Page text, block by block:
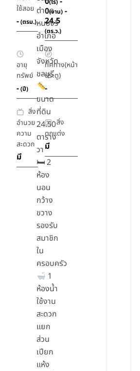
ใช้สอย
-(ตรม.)
(ไร่)
0(งาน) -
24.5
(ตร.ว.)
อายุ
ทรัพย์
-(ปี)
ทิศทาง(หน้า
ประตู)
-
สิ่ง
อำนวย
ความ
สะดวก
มี
สิ่ง
ตกแต่ง
มี
ตำบล
หนองรี
อำเภอ
เมือง
จังหวัด
ชลบุรี
ขนาด
ที่ดิน
24.50
ตาราง
วา
🛏 2
ห้อง
นอน
กว้าง
ขวาง
รองรับ
สมาชิก
ใน
ครอบครัว
1
ห้องน้ำ
ใช้งาน
สะดวก
แยก
ส่วน
เปียก
แห้ง